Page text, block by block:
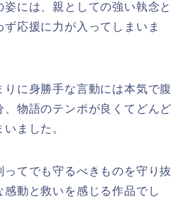
には、親としての強い執念と
応援に力が入ってしまいま
りに身勝手な言動には本気で腹
、物語のテンポが良くてどんど
ました。
てでも守るべきものを守り抜
動と救いを感じる作品でし